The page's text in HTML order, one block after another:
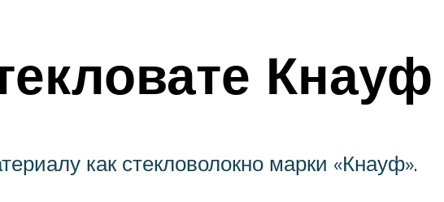
как стекловолокно марки «Кнауф».